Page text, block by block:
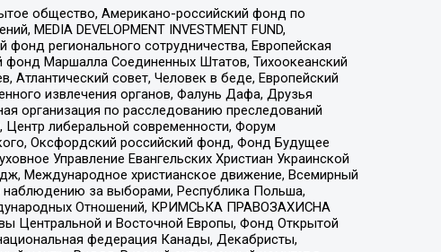
общество, Американо-российский фонд по
DEVELOPMENT INVESTMENT FUND,
регионального сотрудничества, Европейская
Маршалла Соединенных Штатов, Тихоокеанский
совет, Человек в беде, Европейский
извлечения органов, Фалунь Дафа, Друзья
организация по расследованию преследований
либеральной современности, Форум
Оксфордский российский фонд, Фонд Будущее
Управление Евангельских Христиан Украинской
Международное христианское движение, Всемирный
наблюдению за выборами, Республика Польша,
Отношений, КРИМСЬКА ПРАВОЗАХИСНА
Центральной и Восточной Европы, Фонд Открытой
федерация Канады, Декабристы,